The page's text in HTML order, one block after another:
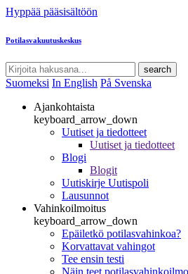
Hyppää pääsisältöön
Potilasvakuutuskeskus
search
Suomeksi In English På Svenska
Ajankohtaista
keyboard_arrow_down
Uutiset ja tiedotteet
Uutiset ja tiedotteet
Blogi
Blogit
Uutiskirje Uutispoli
Lausunnot
Vahinkoilmoitus
keyboard_arrow_down
Epäiletkö potilasvahinkoa?
Korvattavat vahingot
Tee ensin testi
Näin teet